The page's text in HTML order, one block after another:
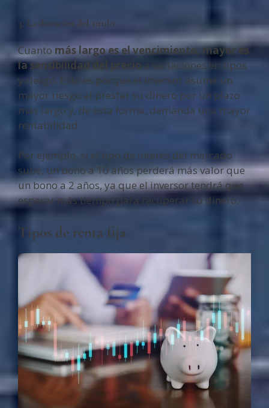
3. La duración del título
Cuanto más largo es el vencimiento, mayor es
la sensibilidad del precio a variaciones en tipos
y riesgo. Esto es porque el inversor asume un
mayor riesgo al prestar su dinero por un plazo
más largo y, de esta forma, demanda una mayor
rentabilidad.
Por ejemplo, si el tipo de interés del mercado
sube, un bono a 10 años perderá más valor que
un bono a 2 años, ya que el inversor tendrá que
esperar más tiempo para recuperar su dinero.
Tipos de renta fija